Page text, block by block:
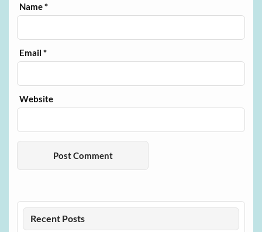
Name*
Email*
Website
Recent Posts